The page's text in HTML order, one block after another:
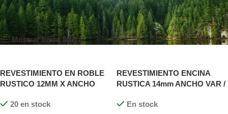
Inicio TIENDA Productos etiquetados “madera demolición”
Mostrando los 3 resultados
Mostrar barra lateral
REVESTIMIENTO EN ROBLE
RUSTICO 12MM X ANCHO
VARIABLES SIN MACHIMBRE
20 en stock
REVESTIMIENTO ENCINA
RUSTICA 14mm ANCHO VAR /
MACHIMBRE
En stock